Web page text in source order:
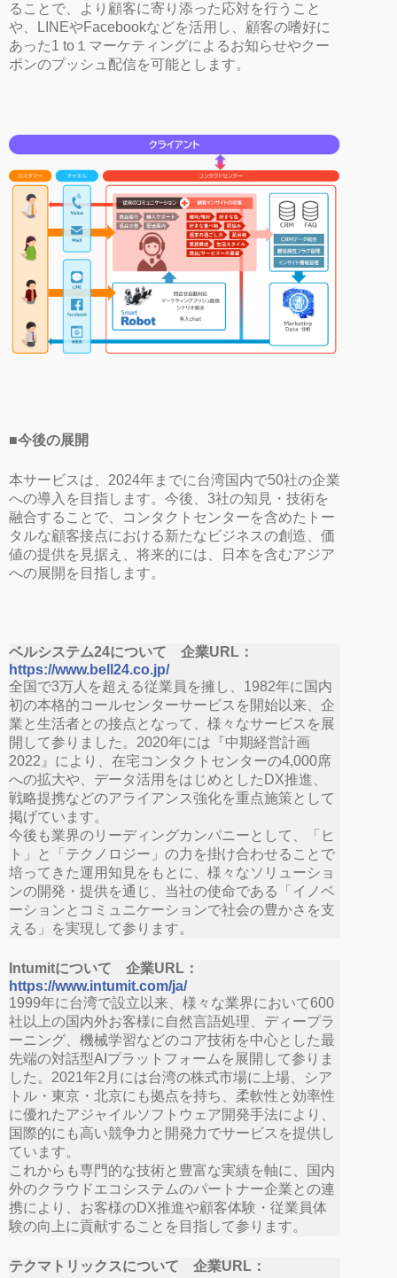
ることで、より顧客に寄り添った応対を行うこと
や、LINEやFacebookなどを活用し、顧客の嗜好に
あった1 to１マーケティングによるお知らせやクー
ポンのプッシュ配信を可能とします。
■今後の展開
本サービスは、2024年までに台湾国内で50社の企業
への導入を目指します。今後、3社の知見・技術を
融合することで、コンタクトセンターを含めたトー
タルな顧客接点における新たなビジネスの創造、価
値の提供を見据え、将来的には、日本を含むアジア
への展開を目指します。
ベルシステム24について 企業URL：
https://www.bell24.co.jp/
全国で3万人を超える従業員を擁し、1982年に国内
初の本格的コールセンターサービスを開始以来、企
業と生活者との接点となって、様々なサービスを展
開して参りました。2020年には『中期経営計画
2022』により、在宅コンタクトセンターの4,000席
への拡大や、データ活用をはじめとしたDX推進、
戦略提携などのアライアンス強化を重点施策として
掲げています。
今後も業界のリーディングカンパニーとして、「ヒ
ト」と「テクノロジー」の力を掛け合わせることで
培ってきた運用知見をもとに、様々なソリューショ
ンの開発・提供を通じ、当社の使命である「イノベ
ーションとコミュニケーションで社会の豊かさを支
える」を実現して参ります。
Intumitについて 企業URL：
https://www.intumit.com/ja/
1999年に台湾で設立以来、様々な業界において600
社以上の国内外お客様に自然言語処理、ディープラ
ーニング、機械学習などのコア技術を中心とした最
先端の対話型AIプラットフォームを展開して参りま
した。2021年2月には台湾の株式市場に上場、シア
トル・東京・北京にも拠点を持ち、柔軟性と効率性
に優れたアジャイルソフトウェア開発手法により、
国際的にも高い競争力と開発力でサービスを提供し
ています。
これからも専門的な技術と豊富な実績を軸に、国内
外のクラウドエコシステムのパートナー企業との連
携により、お客様のDX推進や顧客体験・従業員体
験の向上に貢献することを目指して参ります。
テクマトリックスについて 企業URL：